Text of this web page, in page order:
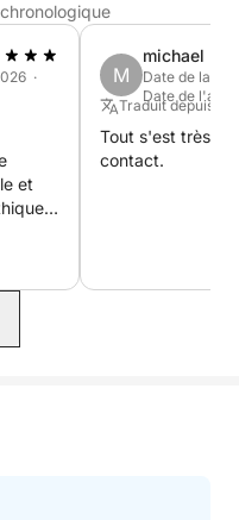
·
et
M
michael
Date de la
Date de l'avis
Traduit depuis :
Tout s'est très bien
contact.